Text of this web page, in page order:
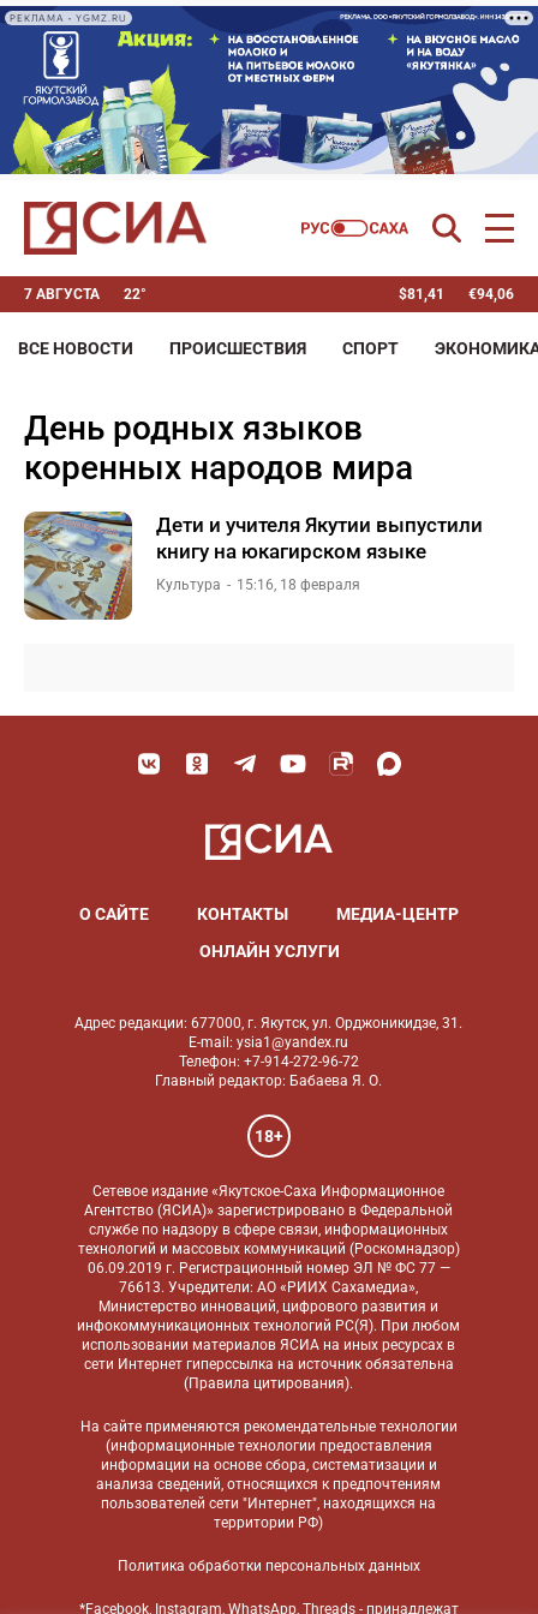
РЕКЛАМА • YGMZ.RU
7 АВГУСТА 22° $81,41 €94,06
ВСЕ НОВОСТИ ПРОИСШЕСТВИЯ СПОРТ
день родных языков
коренных народов мира
Дети и учителя Якутии выпустили
книгу на юкагирском языке
Культура 15:16, 18 февраля
О САЙТЕ КОНТАКТЫ
МЕДИА-ЦЕНТР
ОНЛАЙН УСЛУГИ
Адрес редакции: 677000, г. Якутск, ул. Орджоникидзе, 31.
E-mail: ysia1@yandex.ru
Телефон: +7-914-272-96-72
Главный редактор: Бабаева Я. О.
18+
Сетевое издание «Якутское-Саха Информационное
Агентство (ЯСИА)» зарегистрировано в Федеральной
службе по надзору в сфере связи, информационных
технологий и массовых коммуникаций (Роскомнадзор)
06.09.2019 г. Регистрационный номер ЭЛ № ФС 77 —
76613. Учредители: АО «РИИХ Сахамедиа»,
Министерство инноваций, цифрового развития и
инфокоммуникационных технологий РС(Я). При любом
использовании материалов ЯСИА на иных ресурсах в
сети Интернет гиперссылка на источник обязательна
(Правила цитирования).
На сайте применяются рекомендательные технологии
(информационные технологии предоставления
информации на основе сбора, систематизации и
анализа сведений, относящихся к предпочтениям
пользователей сети "Интернет", находящихся на
территории РФ)
Политика обработки персональных данных
*Facebook, Instagram, WhatsApp, Threads - принадлежат